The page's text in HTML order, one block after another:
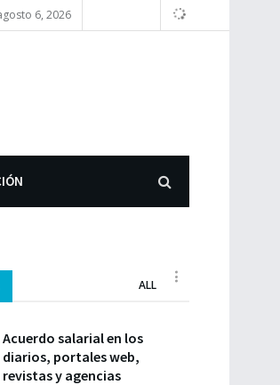
6, 2026
ALL
Acuerdo salarial en los
diarios, portales web,
revistas y agencias